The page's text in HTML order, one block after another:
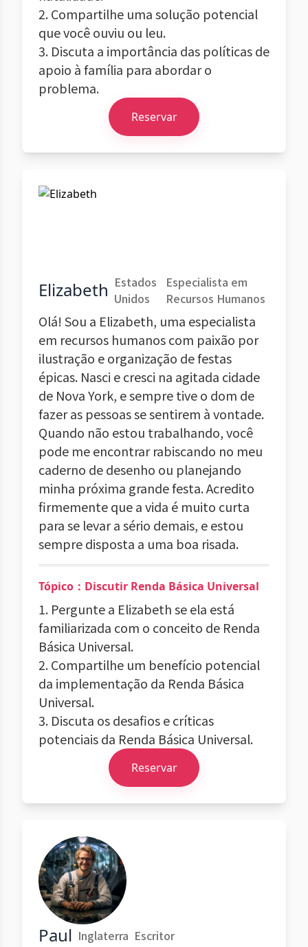
2. Compartilhe uma solução potencial
que você ouviu ou leu.
3. Discuta a importância das políticas de
apoio à família para abordar o
problema.
Reservar
Elizabeth Estados
Unidos
Especialista em
Recursos Humanos
Olá! Sou a Elizabeth, uma especialista
em recursos humanos com paixão por
ilustração e organização de festas
épicas. Nasci e cresci na agitada cidade
de Nova York, e sempre tive o dom de
fazer as pessoas se sentirem à vontade.
Quando não estou trabalhando, você
pode me encontrar rabiscando no meu
caderno de desenho ou planejando
minha próxima grande festa. Acredito
firmemente que a vida é muito curta
para se levar a sério demais, e estou
sempre disposta a uma boa risada.
Tópico：Discutir Renda Básica Universal
1. Pergunte a Elizabeth se ela está
familiarizada com o conceito de Renda
Básica Universal.
2. Compartilhe um benefício potencial
da implementação da Renda Básica
Universal.
3. Discuta os desafios e críticas
potenciais da Renda Básica Universal.
Reservar
Paul Inglaterra Escritor